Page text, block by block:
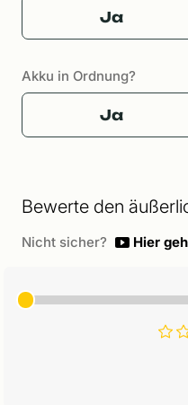
Ja
Akku in Ordnung?
Ja
Bewerte den
Nicht sicher? Hier